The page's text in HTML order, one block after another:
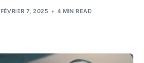
FÉVRIER 7, 2025 4 MIN READ